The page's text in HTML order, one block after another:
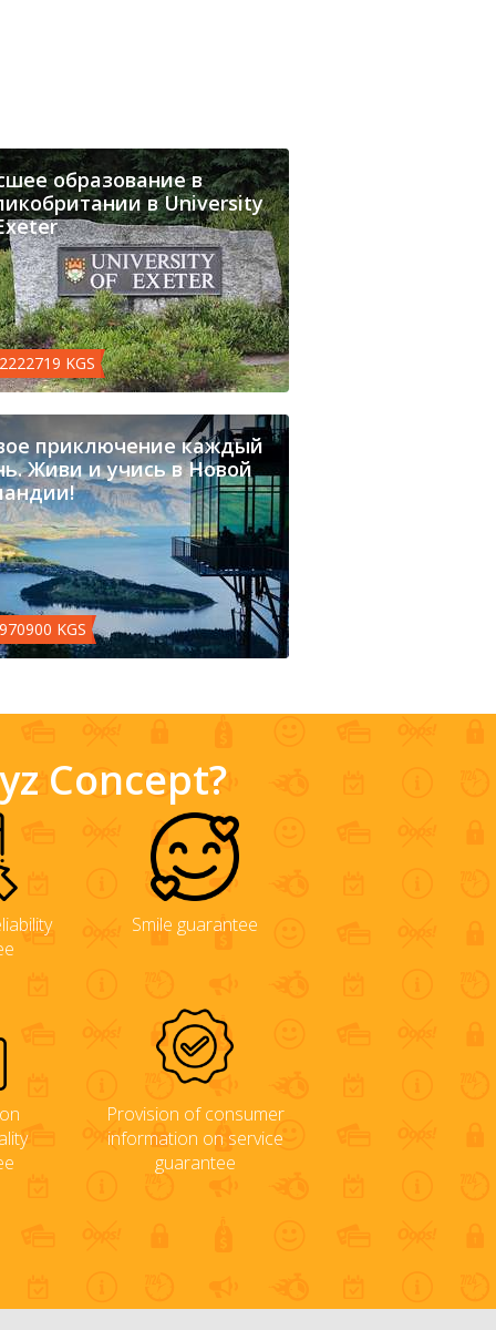
образование в
в University
KGS
приключение каждый
Живи и учись в Новой
KGS
Concept?
Smile guarantee
Provision of consumer
information on service
guarantee